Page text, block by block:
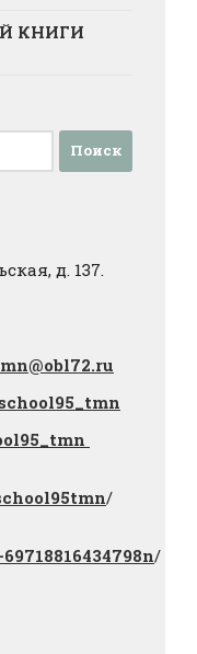
КНИГИ
д. 137.
/
/